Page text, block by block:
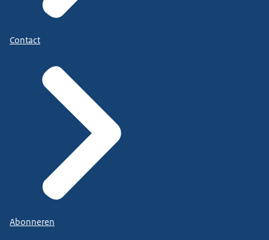
Contact
Abonneren